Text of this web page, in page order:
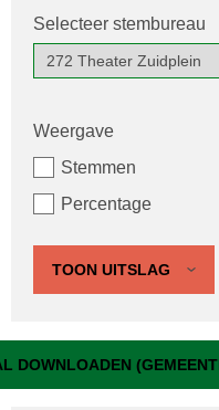
Selecteer stembureau
Weergave
Stemmen
Percentage
TOON UITSLAG
272 Theater
DOWNLOADEN